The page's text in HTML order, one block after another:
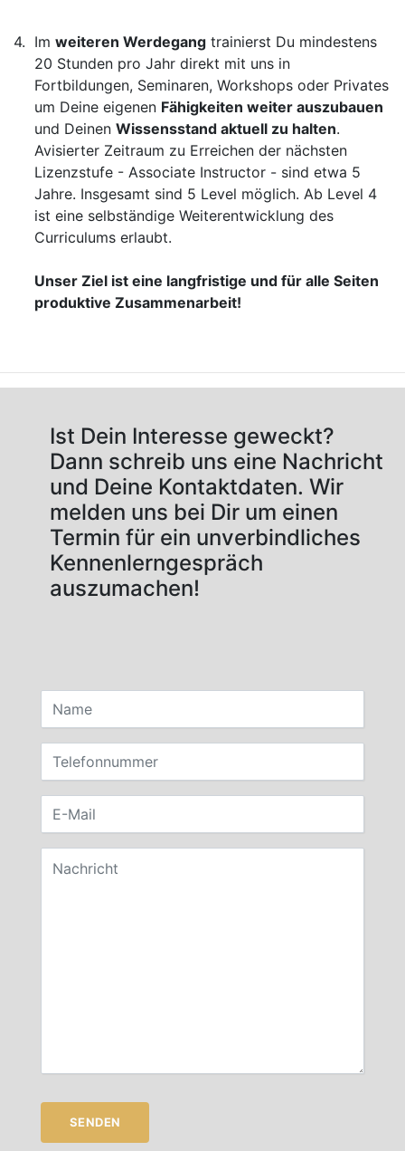
Im weiteren Werdegang trainierst Du mindestens
20 Stunden pro Jahr direkt mit uns in
Fortbildungen, Seminaren, Workshops oder Privates
um Deine eigenen Fähigkeiten weiter auszubauen
und Deinen Wissensstand aktuell zu halten.
Avisierter Zeitraum zu Erreichen der nächsten
Lizenzstufe - Associate Instructor - sind etwa 5
Jahre. Insgesamt sind 5 Level möglich. Ab Level 4
ist eine selbständige Weiterentwicklung des
Curriculums erlaubt.
Unser Ziel ist eine langfristige und für alle Seiten
produktive Zusammenarbeit!
Ist Dein Interesse geweckt?
Dann schreib uns eine Nachricht
und Deine Kontaktdaten. Wir
melden uns bei Dir um einen
Termin für ein unverbindliches
Kennenlerngespräch
auszumachen!
SENDEN